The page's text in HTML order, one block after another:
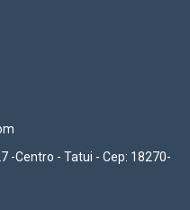
-Centro - Tatui - Cep: 18270-